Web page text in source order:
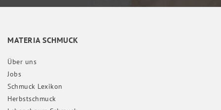
MATERIA SCHMUCK
Über uns
Jobs
Schmuck Lexikon
Herbstschmuck